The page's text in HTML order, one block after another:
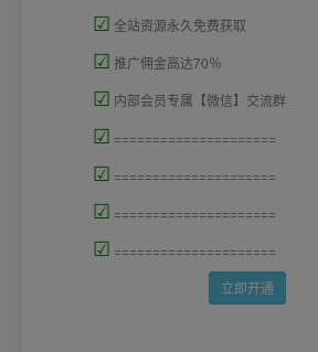
☑ 全站资源永久免费获取
☑ 推广佣金高达70％
☑ 内部会员专属【微信】交流群
☑ =====================
☑ =====================
☑ =====================
☑ =====================
立即开通